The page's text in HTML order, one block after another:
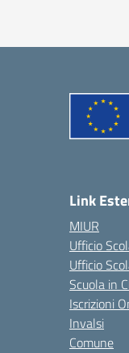
Link
MIUR
Ufficio
Ufficio
Scuola in
Iscrizioni
Invalsi
Comune